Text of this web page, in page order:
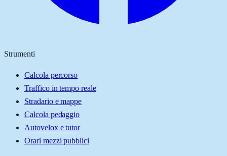
Strumenti
Calcola percorso
Traffico in tempo reale
Stradario e mappe
Calcola pedaggio
Autovelox e tutor
Orari mezzi pubblici